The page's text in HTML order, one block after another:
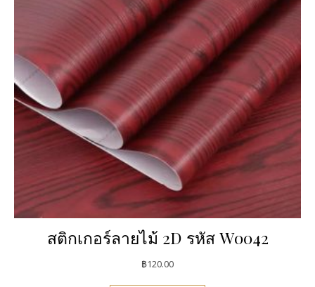
สติกเกอร์ลายไม้ 2D รหัส W0042
฿120.00